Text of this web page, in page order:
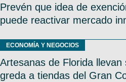
Prevén que idea de
puede reactivar mercado
ECONOMÍA Y NEGOCIOS
Artesanas de Florida llevan
greda a tiendas del Gran